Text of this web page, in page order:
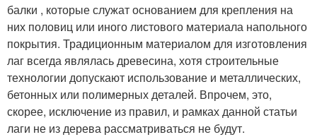
балки , которые служат основанием для крепления на
них половиц или иного листового материала напольного
покрытия. Традиционным материалом для изготовления
лаг всегда являлась древесина, хотя строительные
технологии допускают использование и металлических,
бетонных или полимерных деталей. Впрочем, это,
скорее, исключение из правил, и рамках данной статьи
лаги не из дерева рассматриваться не будут.